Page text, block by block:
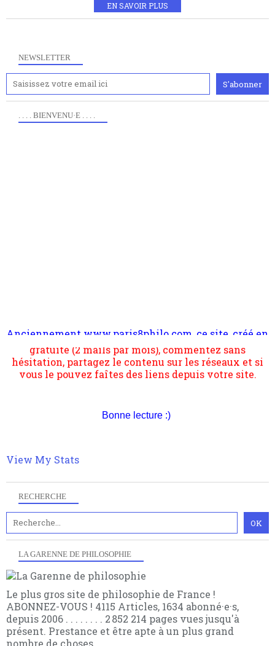
EN SAVOIR PLUS
NEWSLETTER
RECHERCHE
LA GARENNE DE PHILOSOPHIE
Le plus gros site de philosophie de France !
ABONNEZ-VOUS ! 4115 Articles, 1634 abonné·e·s,
depuis 2006 . . . . . . . . 2 852 214 pages vues jusqu'à
présent. Prestance et être apte à un plus grand
. . . . BIENVENU·E . . . .
2006 lors du mouvement anti-CPE, a rendu compte de
s'occupe plus largement de rendre compte d'une
transformation dans les paradigmes philosophiques
suivant la pensée du Dehors ou du Surpli, omme la
quantique, résolvant la plupart des impasses
multiples facteurs et échelles. Ce site contient des
articles pour être apte à un plus grand nombre de
gratuite (2 mails par mois), commentez sans
hésitation, partagez le contenu sur les réseaux et si
vous le pouvez faîtes des liens depuis votre site.
Bonne lecture :)
View My Stats